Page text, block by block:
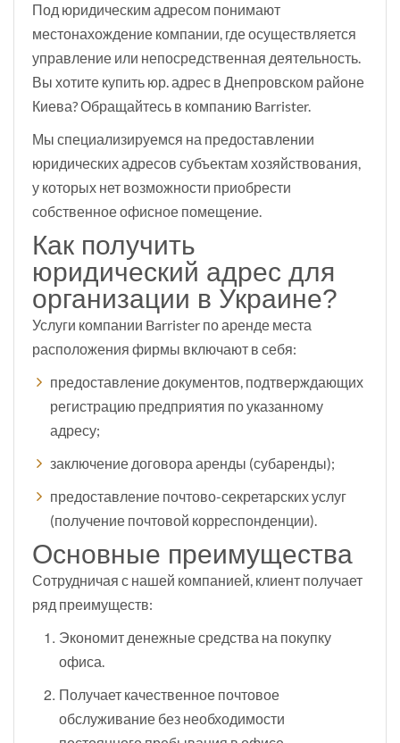
Под юридическим адресом понимают
местонахождение компании, где осуществляется
управление или непосредственная деятельность.
Вы хотите купить юр. адрес в Днепровском районе
Киева? Обращайтесь в компанию Barrister.
Мы специализируемся на предоставлении
юридических адресов субъектам хозяйствования,
у которых нет возможности приобрести
собственное офисное помещение.
Как получить
юридический адрес для
организации в Украине?
Услуги компании Barrister по аренде места
расположения фирмы включают в себя:
предоставление документов, подтверждающих
регистрацию предприятия по указанному
адресу;
заключение договора аренды (субаренды);
предоставление почтово-секретарских услуг
(получение почтовой корреспонденции).
Основные преимущества
Сотрудничая с нашей компанией, клиент получает
ряд преимуществ:
Экономит денежные средства на покупку
офиса.
Получает качественное почтовое
обслуживание без необходимости